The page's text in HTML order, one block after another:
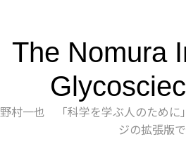
The Nomura
野村一也 「科学を学ぶ人のため
ジの拡張版